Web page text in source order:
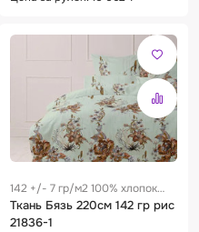
142 +/- 7 гр/м2 100% хлопок
0.29 м
Ткань Бязь 220см 142 гр рис
21836-1